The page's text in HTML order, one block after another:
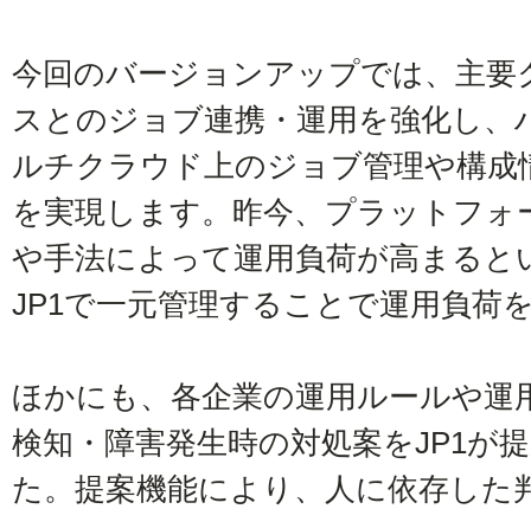
今回のバージョンアップでは、主
スとのジョブ連携・運用を強化し
ルチクラウド上のジョブ管理や構成
を実現します。昨今、プラットフ
や手法によって運用負荷が高まる
JP1で一元管理することで運用負荷
ほかにも、各企業の運用ルールや運
検知・障害発生時の対処案をJP1が
た。提案機能により、人に依存した